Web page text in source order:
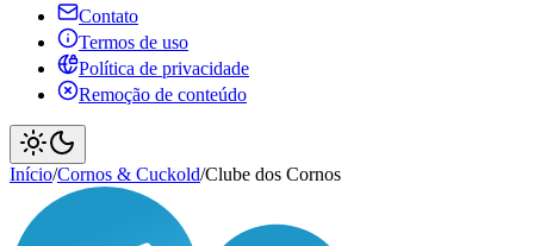
Contato
Termos de uso
Política de privacidade
Remoção de conteúdo
Início/Cornos & Cuckold/Clube dos Cornos